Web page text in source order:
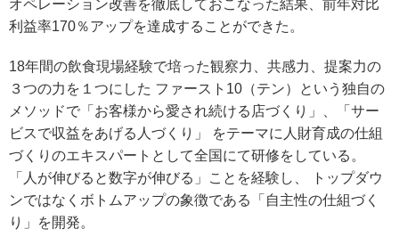
オペレーション改善を徹底しておこなった結果、前年対比
利益率170％アップを達成することができた。
18年間の飲食現場経験で培った観察力、共感力、提案力の
３つの力を１つにした ファースト10（テン）という独自の
メソッドで「お客様から愛され続ける店づくり」、「サー
ビスで収益をあげる人づくり」 をテーマに人財育成の仕組
づくりのエキスパートとして全国にて研修をしている。
「人が伸びると数字が伸びる」ことを経験し、 トップダウ
ンではなくボトムアップの象徴である「自主性の仕組づく
り」を開発。